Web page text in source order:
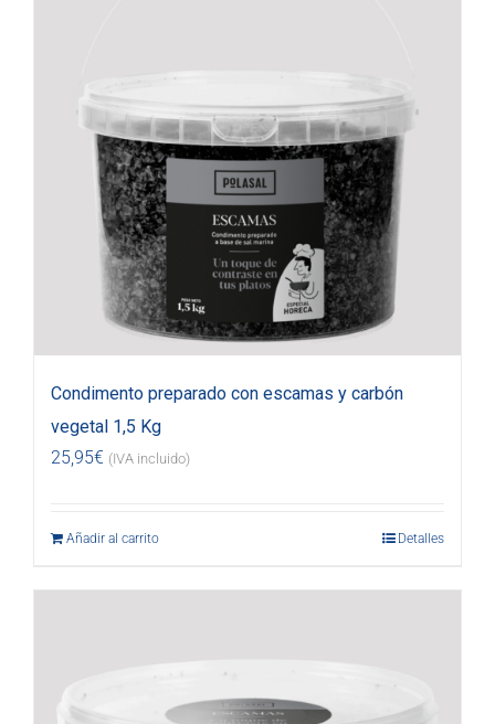
Condimento preparado con escamas y carbón
vegetal 1,5 Kg
25,95€ (IVA incluido)
Añadir al carrito Detalles